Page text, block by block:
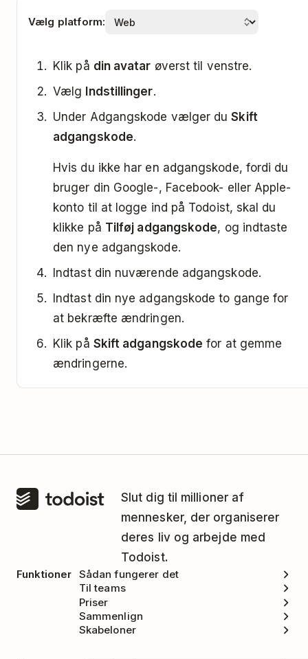
Vælg platform:
Klik på din avatar øverst til venstre.
Vælg Indstillinger.
Under Adgangskode vælger duSkift
adgangskode.
Hvis du ikke har en adgangskode, fordi du
bruger din Google-, Facebook- eller Apple-
konto til at logge ind på Todoist, skal du
klikke på Tilføj adgangskode, og indtaste
den nye adgangskode.
Indtast din nuværende adgangskode.
Indtast din nye adgangskode to gange for
at bekræfte ændringen.
Klik på Skift adgangskode for at gemme
ændringerne.
Slut dig til millioner af
mennesker, der organiserer
deres liv og arbejde med
Todoist.
Funktioner Sådan fungerer det
Til teams
Priser
Sammenlign
Skabeloner